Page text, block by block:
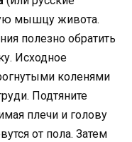
мышцу живота.
полезно обратить
Исходное
коленями
Подтяните
плечи и голову
от пола. Затем